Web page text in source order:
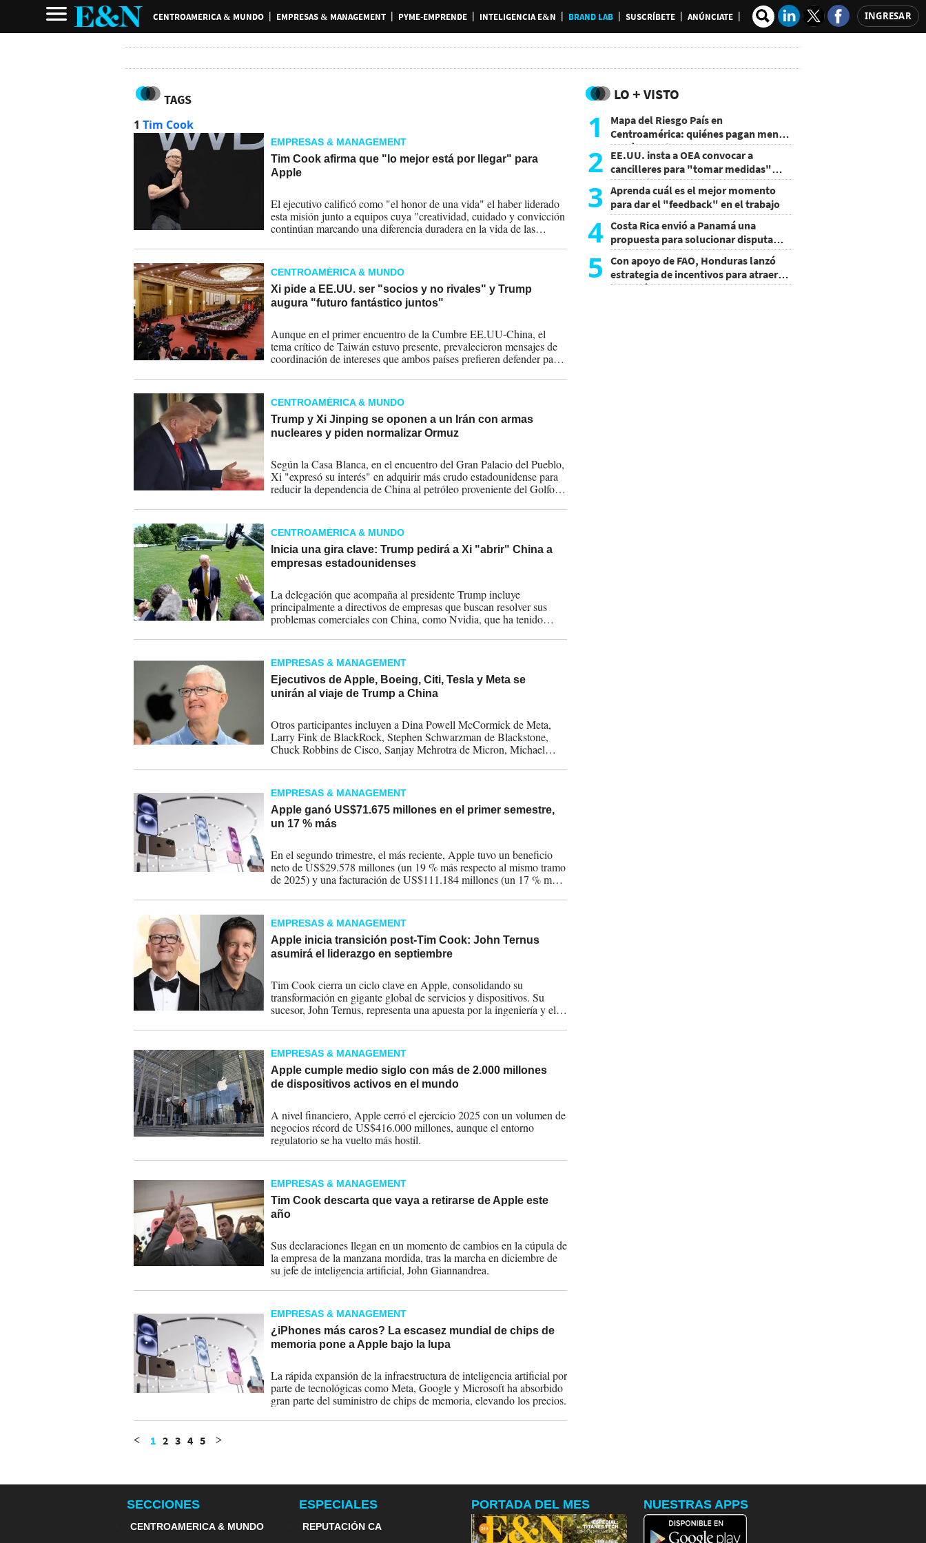
CENTROAMERICA & MUNDO EMPRESAS & MANAGEMENT PYME-EMPRENDE INTELIGENCIA E&N BRAND LAB SUSCRÍBETE ANÚNCIATE INGRESAR
TAGS
1 Tim Cook
EMPRESAS & MANAGEMENT
Tim Cook afirma que "lo mejor está por llegar" para
Apple
El ejecutivo calificó como "el honor de una vida" el haber liderado
esta misión junto a equipos cuya "creatividad, cuidado y convicción
continúan marcando una diferencia duradera en la vida de las
CENTROAMÉRICA & MUNDO
Xi pide a EE.UU. ser "socios y no rivales" y Trump
augura "futuro fantástico juntos"
Aunque en el primer encuentro de la Cumbre EE.UU-China, el
tema crítico de Taiwán estuvo presente, prevalecieron mensajes de
coordinación de intereses que ambos países prefieren defender para
CENTROAMÉRICA & MUNDO
Trump y Xi Jinping se oponen a un Irán con armas
nucleares y piden normalizar Ormuz
Según la Casa Blanca, en el encuentro del Gran Palacio del Pueblo,
Xi "expresó su interés" en adquirir más crudo estadounidense para
reducir la dependencia de China al petróleo proveniente del Golfo
CENTROAMÉRICA & MUNDO
Inicia una gira clave: Trump pedirá a Xi "abrir" China a
empresas estadounidenses
La delegación que acompaña al presidente Trump incluye
principalmente a directivos de empresas que buscan resolver sus
problemas comerciales con China, como Nvidia, que ha tenido
vender allí sus potentes chips de Inteligencia Artificial H200.
EMPRESAS & MANAGEMENT
Ejecutivos de Apple, Boeing, Citi, Tesla y Meta se
unirán al viaje de Trump a China
Otros participantes incluyen a Dina Powell McCormick de Meta,
Larry Fink de BlackRock, Stephen Schwarzman de Blackstone,
Chuck Robbins de Cisco, Sanjay Mehrotra de Micron, Michael
McInerney de Visa.
EMPRESAS & MANAGEMENT
Apple ganó US$71.675 millones en el primer semestre,
un 17 % más
En el segundo trimestre, el más reciente, Apple tuvo un beneficio
neto de US$29.578 millones (un 19 % más respecto al mismo tramo
de 2025) y una facturación de US$111.184 millones (un 17 % más),
geográfico en los que opera.
EMPRESAS & MANAGEMENT
Apple inicia transición post-Tim Cook: John Ternus
asumirá el liderazgo en septiembre
Tim Cook cierra un ciclo clave en Apple, consolidando su
transformación en gigante global de servicios y dispositivos. Su
sucesor, John Ternus, representa una apuesta por la ingeniería y el
EMPRESAS & MANAGEMENT
Apple cumple medio siglo con más de 2.000 millones
de dispositivos activos en el mundo
A nivel financiero, Apple cerró el ejercicio 2025 con un volumen de
negocios récord de US$416.000 millones, aunque el entorno
regulatorio se ha vuelto más hostil.
EMPRESAS & MANAGEMENT
Tim Cook descarta que vaya a retirarse de Apple este
año
Sus declaraciones llegan en un momento de cambios en la cúpula de
la empresa de la manzana mordida, tras la marcha en diciembre de
su jefe de inteligencia artificial, John Giannandrea.
EMPRESAS & MANAGEMENT
¿iPhones más caros? La escasez mundial de chips de
memoria pone a Apple bajo la lupa
La rápida expansión de la infraestructura de inteligencia artificial por
parte de tecnológicas como Meta, Google y Microsoft ha absorbido
gran parte del suministro de chips de memoria, elevando los precios.
< 1 2 3 4 5 >
LO + VISTO
1
Mapa del Riesgo País en
Centroamérica: quiénes pagan menos
y cuáles mejoraron
2 EE.UU. insta a OEA convocar a
cancilleres para "tomar medidas"
sobre Nicaragua
3 Aprenda cuál es el mejor momento
para dar el "feedback" en el trabajo
4 Costa Rica envió a Panamá una
propuesta para solucionar disputa
comercial
5
Con apoyo de FAO, Honduras lanzó
estrategia de incentivos para atraer
inversión al agro
SECCIONES
CENTROAMERICA & MUNDO
ESPECIALES
REPUTACIÓN CA
PORTADA DEL MES NUESTRAS APPS